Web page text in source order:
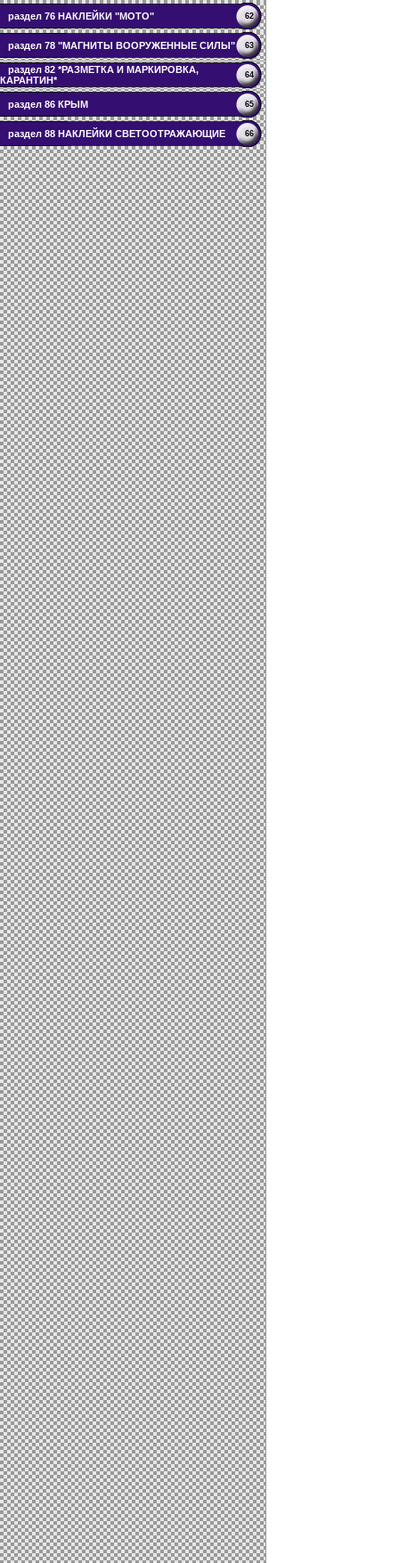
раздел 76 НАКЛЕЙКИ "МОТО" 62
раздел 78 "МАГНИТЫ ВООРУЖЕННЫЕ СИЛЫ" 63
раздел 82 *РАЗМЕТКА И МАРКИРОВКА,
КАРАНТИН*
64
раздел 86 КРЫМ 65
раздел 88 НАКЛЕЙКИ СВЕТООТРАЖАЮЩИЕ 66